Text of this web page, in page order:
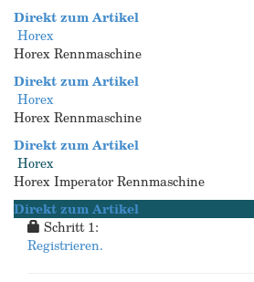
Direkt zum Artikel
Horex
Horex Rennmaschine
Direkt zum Artikel
Horex
Horex Rennmaschine
Direkt zum Artikel
Horex
Horex Imperator Rennmaschine
Direkt zum Artikel
Schritt 1:
Registrieren.